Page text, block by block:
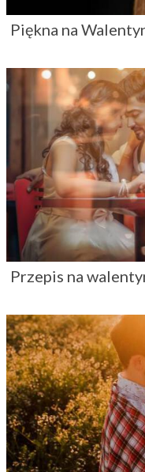
Piękna na
Przepis na